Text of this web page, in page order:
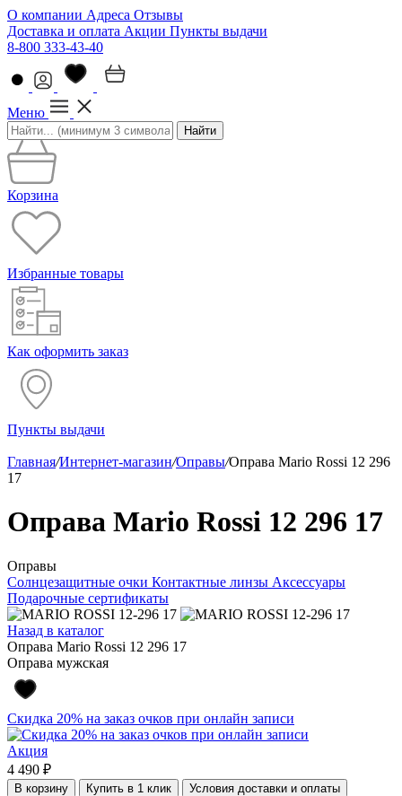
О компании Адреса Отзывы
Доставка и оплата Акции Пункты выдачи
8-800 333-43-40
Меню
Найти
Корзина
Избранные товары
Как оформить заказ
Пункты выдачи
Главная/Интернет-магазин/Оправы/Оправа Mario Rossi 12 296
17
Оправа Mario Rossi 12 296 17
Оправы
Солнцезащитные очки Контактные линзы Аксессуары
Подарочные сертификаты
Назад в каталог
Оправа Mario Rossi 12 296 17
Оправа мужская
Скидка 20% на заказ очков при онлайн записи
Акция
4 490 ₽
В корзину Купить в 1 клик Условия доставки и оплаты